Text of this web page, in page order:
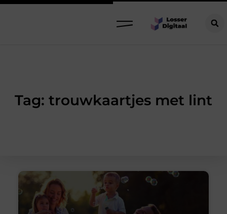
Tag: trouwkaartjes met lint